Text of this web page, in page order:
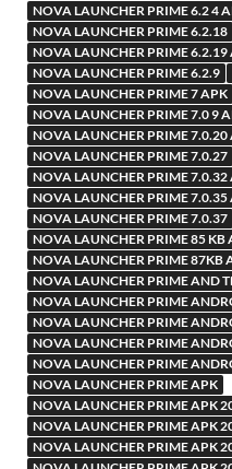
NOVA LAUNCHER PRIME 6.2 4
NOVA LAUNCHER PRIME 6.2.18
NOVA LAUNCHER PRIME 6.2.19
NOVA LAUNCHER PRIME 6.2.9
NOVA LAUNCHER PRIME 7 APK
NOVA LAUNCHER PRIME 7.0 9
NOVA LAUNCHER PRIME 7.0.20
NOVA LAUNCHER PRIME 7.0.27
NOVA LAUNCHER PRIME 7.0.32
NOVA LAUNCHER PRIME 7.0.35
NOVA LAUNCHER PRIME 7.0.37
NOVA LAUNCHER PRIME 85 KB
NOVA LAUNCHER PRIME 87KB
NOVA LAUNCHER PRIME AND
NOVA LAUNCHER PRIME
NOVA LAUNCHER PRIME
NOVA LAUNCHER PRIME
NOVA LAUNCHER PRIME
NOVA LAUNCHER PRIME APK
NOVA LAUNCHER PRIME APK
NOVA LAUNCHER PRIME APK
NOVA LAUNCHER PRIME APK